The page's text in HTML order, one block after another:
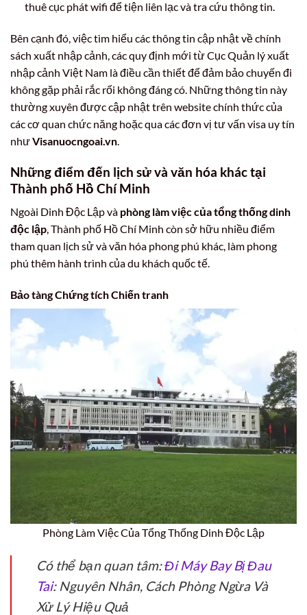
thuê cục phát wifi để tiện liên lạc và tra cứu thông tin.
Bên cạnh đó, việc tìm hiểu các thông tin cập nhật về chính
sách xuất nhập cảnh, các quy định mới từ Cục Quản lý xuất
nhập cảnh Việt Nam là điều cần thiết để đảm bảo chuyến đi
không gặp phải rắc rối không đáng có. Những thông tin này
thường xuyên được cập nhật trên website chính thức của
các cơ quan chức năng hoặc qua các đơn vị tư vấn visa uy tín
nhưVisanuocngoai.vn.
Những điểm đến lịch sử và văn hóa khác tại
Thành phố Hồ Chí Minh
Ngoài Dinh Độc Lập và phòng làm việc của tổng thống dinh
độc lập, Thành phố Hồ Chí Minh còn sở hữu nhiều điểm
tham quan lịch sử và văn hóa phong phú khác, làm phong
phú thêm hành trình của du khách quốc tế.
Bảo tàng Chứng tích Chiến tranh
Phòng Làm Việc Của Tổng Thống Dinh Độc Lập
Có thể bạn quan tâm:Đi Máy Bay Bị Đau
Tai: Nguyên Nhân, Cách Phòng Ngừa Và
Xử Lý Hiệu Quả